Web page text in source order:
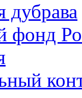
дубрава
фонд